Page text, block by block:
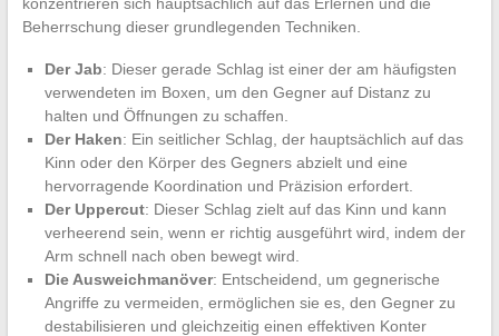
Beherrschung dieser grundlegenden Techniken.
Der Jab: Dieser gerade Schlag ist einer der am häufigsten
verwendeten im Boxen, um den Gegner auf Distanz zu
halten und Öffnungen zu schaffen.
Der Haken: Ein seitlicher Schlag, der hauptsächlich auf das
Kinn oder den Körper des Gegners abzielt und eine
hervorragende Koordination und Präzision erfordert.
Der Uppercut: Dieser Schlag zielt auf das Kinn und kann
verheerend sein, wenn er richtig ausgeführt wird, indem der
Arm schnell nach oben bewegt wird.
Die Ausweichmanöver: Entscheidend, um gegnerische
Angriffe zu vermeiden, ermöglichen sie es, den Gegner zu
destabilisieren und gleichzeitig einen effektiven Konter